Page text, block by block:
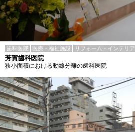
歯科医院 医療・福祉施設 リフォーム・インテリア
芳賀歯科医院
狭小面積における動線分離の歯科医院